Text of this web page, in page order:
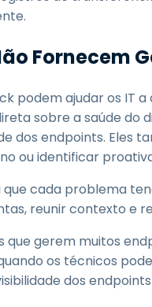
Fornecem
podem ajudar os IT
sobre a saúde do
dos endpoints. Eles
ou identificar
que cada problema
reunir contexto e
que gerem muitos
os técnicos
dos